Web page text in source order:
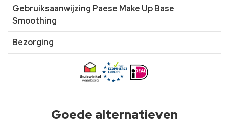
Gebruiksaanwijzing Paese Make Up Base
Smoothing
Bezorging
Goede alternatieven